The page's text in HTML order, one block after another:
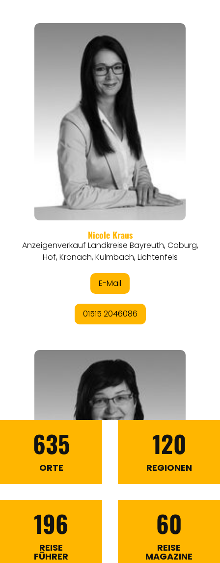
635
ORTE
120
REGIONEN
196
REISE
FÜHRER
60
REISE
MAGAZINE